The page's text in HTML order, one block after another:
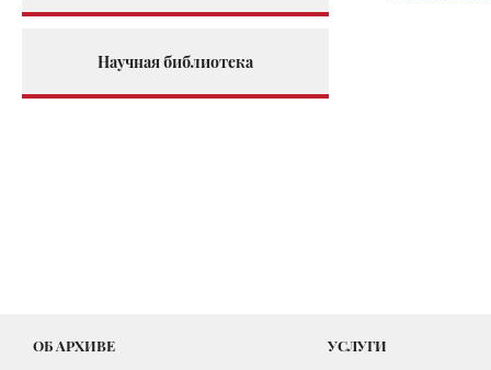
Научная библиотека
ОБ АРХИВЕ УСЛУГИ